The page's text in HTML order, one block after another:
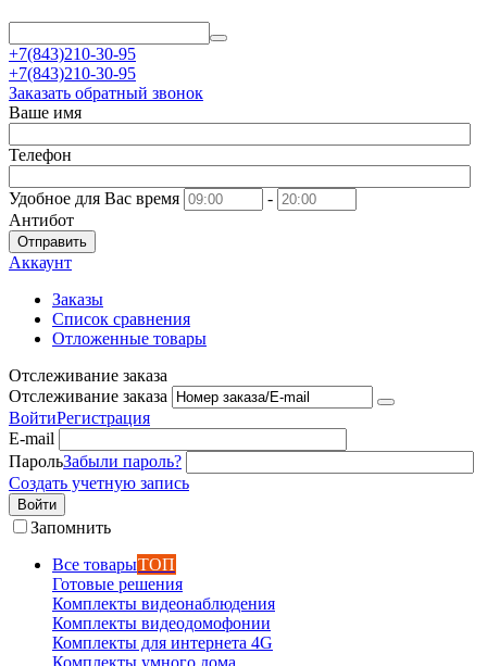
+7(843)210-30-95
+7(843)210-30-95
Заказать обратный звонок
Ваше имя
Телефон
Удобное для Вас время
-
Антибот
Отправить
Аккаунт
Заказы
Список сравнения
Отложенные товары
Отслеживание заказа
Отслеживание заказа
ВойтиРегистрация
E-mail
ПарольЗабыли пароль?
Создать учетную запись
Войти
Запомнить
Все товарыТОП
Готовые решения
Комплекты видеонаблюдения
Комплекты видеодомофонии
Комплекты для интернета 4G
Комплекты умного дома